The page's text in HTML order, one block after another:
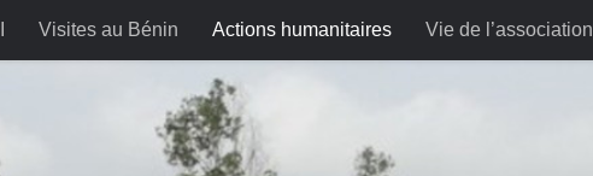
Visites au Bénin Actions humanitaires Vie de l’association